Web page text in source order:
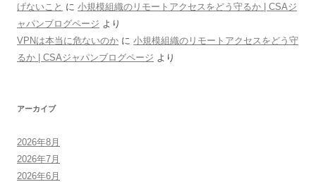
げないこと に 小規模組織のリモートアクセスをどう守るか | CSAジ
ャパンブログページ より
VPNは本当に危ないのか に 小規模組織のリモートアクセスをどう守
るか | CSAジャパンブログページ より
アーカイブ
2026年8月
2026年7月
2026年6月